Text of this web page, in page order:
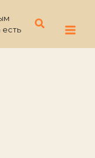
есть
Поиск